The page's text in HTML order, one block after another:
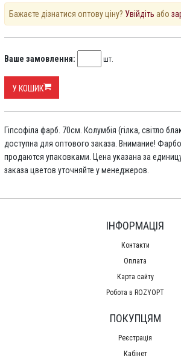
Бажаєте дізнатися оптову ціну? Увійдіть або
Ваше замовлення: шт.
У КОШИК
Гіпсофіла фарб. 70см. Колумбія (гілка, світло
доступна для оптового заказа. Внимание!
продаются упаковками. Цена указана за
заказа цветов уточняйте у менеджеров.
ІНФОРМАЦІЯ
Контакти
Оплата
Карта сайту
Робота в ROZYOPT
ПОКУПЦЯМ
Реєстрація
Кабінет